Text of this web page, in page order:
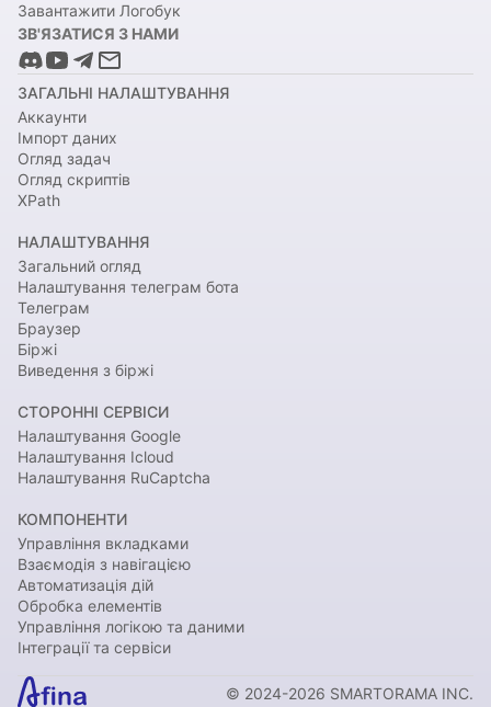
Завантажити Логобук
ЗВ'ЯЗАТИСЯ З НАМИ
ЗАГАЛЬНІ НАЛАШТУВАННЯ
Аккаунти
Імпорт даних
Огляд задач
Огляд скриптів
XPath
НАЛАШТУВАННЯ
Загальний огляд
Налаштування телеграм бота
Телеграм
Браузер
Біржі
Виведення з біржі
СТОРОННІ СЕРВІСИ
Налаштування Google
Налаштування Icloud
Налаштування RuCaptcha
КОМПОНЕНТИ
Управління вкладками
Взаємодія з навігацією
Автоматизація дій
Обробка елементів
Управління логікою та даними
Інтеграції та сервіси
© 2024-2026 SMARTORAMA INC.